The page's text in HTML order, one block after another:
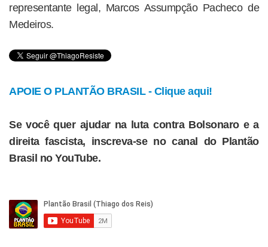
representante legal, Marcos Assumpção Pacheco de
Medeiros.
APOIE O PLANTÃO BRASIL - Clique aqui!
Se você quer ajudar na luta contra Bolsonaro e a
direita fascista, inscreva-se no canal do Plantão
Brasil no YouTube.